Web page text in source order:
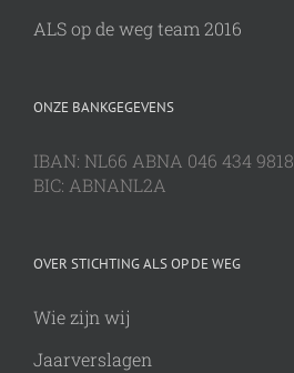
ALS op de weg team 2016
ONZE BANKGEGEVENS
IBAN: NL66 ABNA 046 434 9818
BIC: ABNANL2A
OVER STICHTING ALS OP DE WEG
Wie zijn wij
Jaarverslagen